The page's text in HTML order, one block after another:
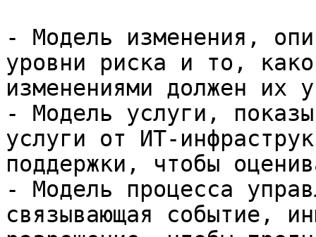
- Модель изменения,
уровни риска и то,
изменениями должен их
- Модель услуги,
услуги от ИТ-
поддержки, чтобы
- Модель процесса
связывающая событие,